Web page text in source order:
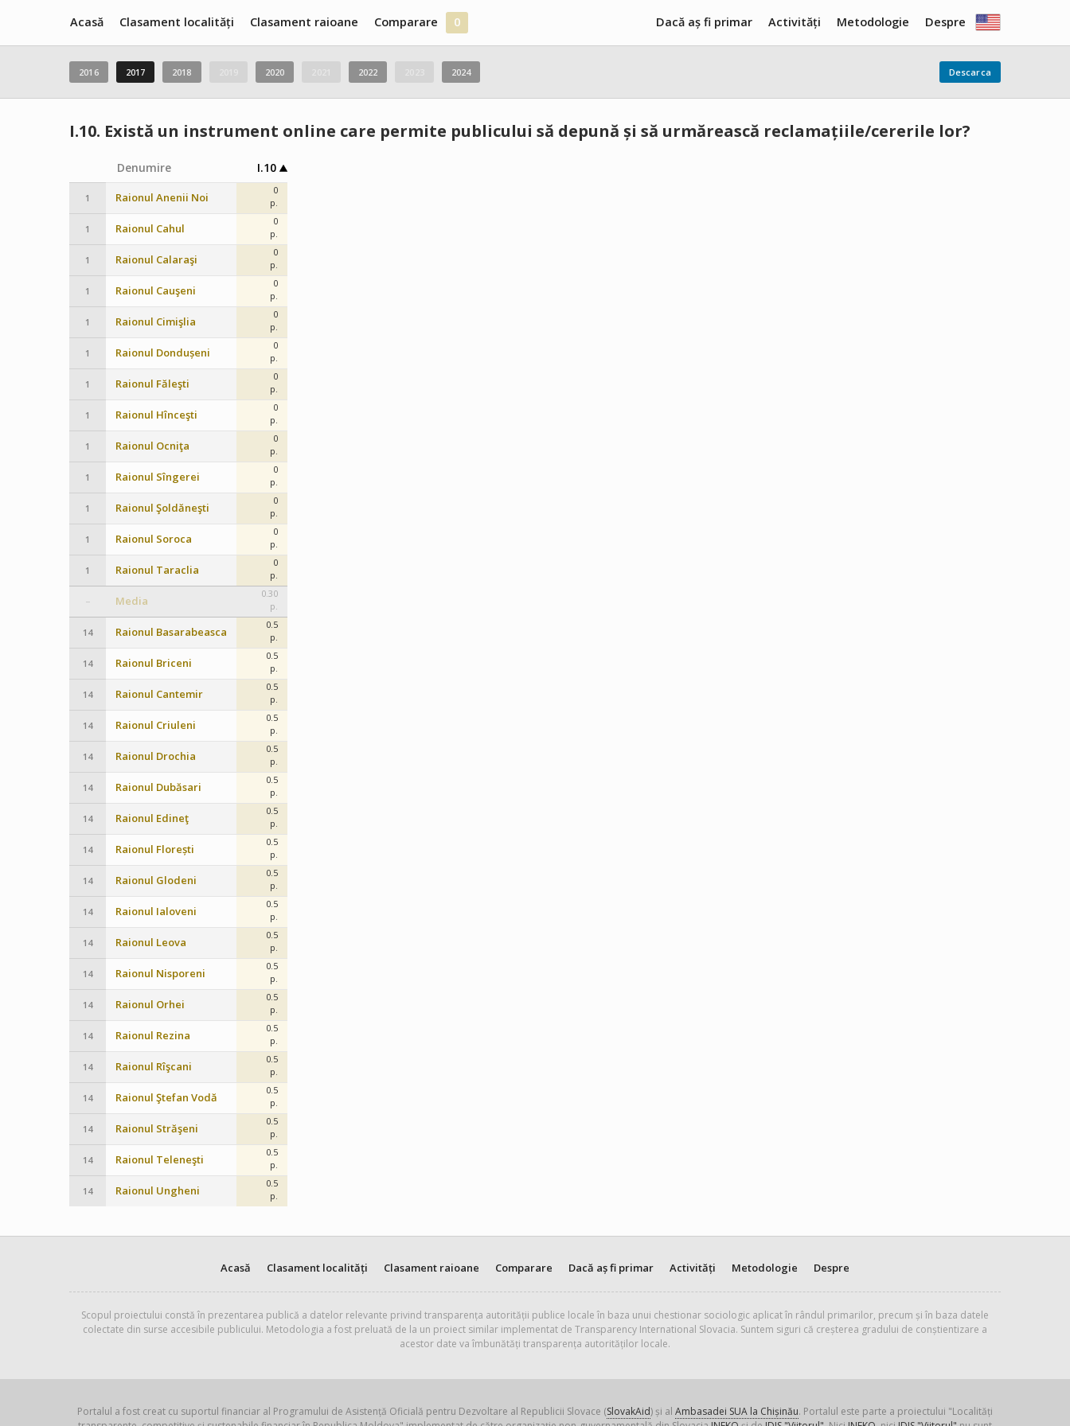
Acasă Despre
Clasament localități Metodologie
Clasament raioane Activități
Comparare 0 Dacă aș fi primar
2016 2017 2018 2020 2022 2024 Descarca
I.10. Există un instrument online care permite publicului să depună și să urmărească reclamațiile/cererile lor?
Denumire I.10
1 Raionul Anenii Noi
0
p.
1 Raionul Cahul
0
p.
1 Raionul Calaraşi
0
p.
1 Raionul Cauşeni
0
p.
1 Raionul Cimişlia
0
p.
1 Raionul Dondușeni
0
p.
1 Raionul Făleşti
0
p.
1 Raionul Hînceşti
0
p.
1 Raionul Ocniţa
0
p.
1 Raionul Sîngerei
0
p.
1 Raionul Şoldăneşti
0
p.
1 Raionul Soroca
0
p.
1 Raionul Taraclia
0
p.
– Media
0.30
p.
14 Raionul Basarabeasca
0.5
p.
14 Raionul Briceni
0.5
p.
14 Raionul Cantemir
0.5
p.
14 Raionul Criuleni
0.5
p.
14 Raionul Drochia
0.5
p.
14 Raionul Dubăsari
0.5
p.
14 Raionul Edineţ
0.5
p.
14 Raionul Florești
0.5
p.
14 Raionul Glodeni
0.5
p.
14 Raionul Ialoveni
0.5
p.
14 Raionul Leova
0.5
p.
14 Raionul Nisporeni
0.5
p.
14 Raionul Orhei
0.5
p.
14 Raionul Rezina
0.5
p.
14 Raionul Rîşcani
0.5
p.
14 Raionul Ştefan Vodă
0.5
p.
14 Raionul Străşeni
0.5
p.
14 Raionul Teleneşti
0.5
p.
14 Raionul Ungheni
0.5
p.
Acasă Clasament localități Clasament raioane Comparare Dacă aș fi primar Activități Metodologie Despre
Scopul proiectului constă în prezentarea publică a datelor relevante privind transparența autorității publice locale în baza unui chestionar sociologic aplicat în rândul primarilor, precum și în baza datele
colectate din surse accesibile publicului. Metodologia a fost preluată de la un proiect similar implementat de Transparency International Slovacia. Suntem siguri că creșterea gradului de conștientizare a
acestor date va îmbunătăți transparența autorităților locale.
Portalul a fost creat cu suportul financiar al Programului de Asistență Oficială pentru Dezvoltare al Republicii Slovace (SlovakAid) și al Ambasadei SUA la Chișinău. Portalul este parte a proiectului "Localități